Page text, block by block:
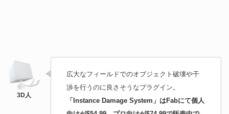
広大なフィールドでのオブジェクト破壊や干
渉を行うのに良さそうなプラグイン。
「Instance Damage System」はFabにて個人